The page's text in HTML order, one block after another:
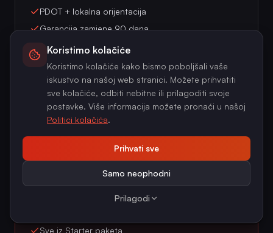
PDOT + lokalna orijentacija
Garancija zamjene 90 dana
Zatraži procjenu
Najčešći paket za građevinske tvrtke, srednje
proizvodne pogone i logističke centre.
Na upit
Sve iz Starter paketa
Koristimo kolačiće
Koristimo kolačiće kako bismo poboljšali vaše
iskustvo na našoj web stranici. Možete prihvatiti
sve kolačiće, odbiti nebitne ili prilagoditi svoje
postavke. Više informacija možete pronaći u našoj
Politici kolačića.
Prihvati sve
Samo neophodni
Prilagodi